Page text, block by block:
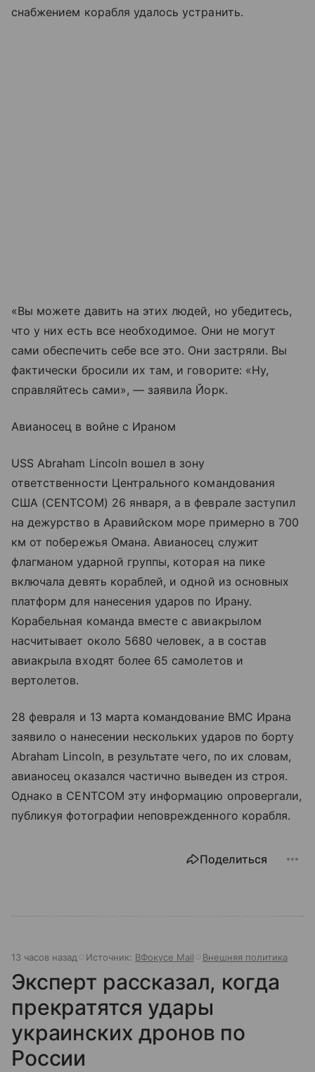
снабжением корабля удалось устранить.
«Вы можете давить на этих людей, но убедитесь,
что у них есть все необходимое. Они не могут
сами обеспечить себе все это. Они застряли. Вы
фактически бросили их там, и говорите: «Ну,
справляйтесь сами», — заявила Йорк.
Авианосец в войне с Ираном
USS Abraham Lincoln вошел в зону
ответственности Центрального командования
США (CENTCOM) 26 января, а в феврале заступил
на дежурство в Аравийском море примерно в 700
км от побережья Омана. Авианосец служит
флагманом ударной группы, которая на пике
включала девять кораблей, и одной из основных
платформ для нанесения ударов по Ирану.
Корабельная команда вместе с авиакрылом
насчитывает около 5680 человек, а в состав
авиакрыла входят более 65 самолетов и
вертолетов.
28 февраля и 13 марта командование ВМС Ирана
заявило о нанесении нескольких ударов по борту
Abraham Lincoln, в результате чего, по их словам,
авианосец оказался частично выведен из строя.
Однако в CENTCOM эту информацию опровергали,
публикуя фотографии неповрежденного корабля.
Поделиться
13 часов назад Источник: ВФокусе Mail Внешняя политика
Эксперт рассказал, когда
прекратятся удары
украинских дронов по
России